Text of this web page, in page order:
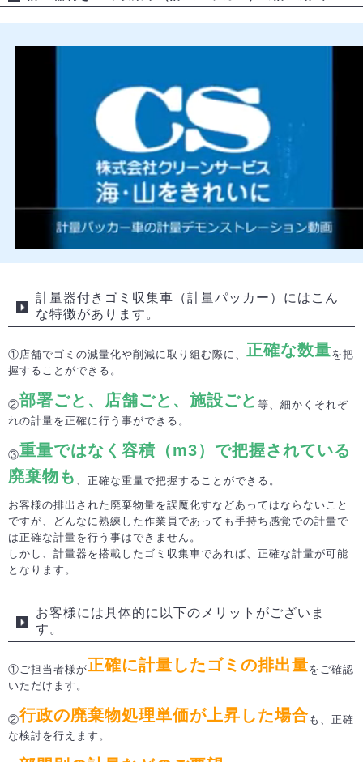
計量器付きゴミ収集車（計量パッカー）にはこん
な特徴があります。
①店舗でゴミの減量化や削減に取り組む際に、 正確な数量を把
握することができる。
②部署ごと、店舗ごと、施設ごと 等、細かくそれぞ
れの計量を正確に行う事ができる。
③重量ではなく容積（m3）で把握されている
廃棄物も 、正確な重量で把握することができる。
お客様の排出された廃棄物量を誤魔化すなどあってはならないこと
ですが、どんなに熟練した作業員であっても手持ち感覚での計量で
は正確な計量を行う事はできません。
しかし、計量器を搭載したゴミ収集車であれば、正確な計量が可能
となります。
お客様には具体的に以下のメリットがございま
す。
①ご担当者様が正確に計量したゴミの排出量をご確認
いただけます。
②行政の廃棄物処理単価が上昇した場合 も、正確
な検討を行えます。